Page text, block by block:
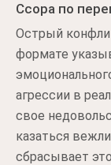
Ссора по
Острый
формате
агрессии в
свое
казаться
сбрасывает